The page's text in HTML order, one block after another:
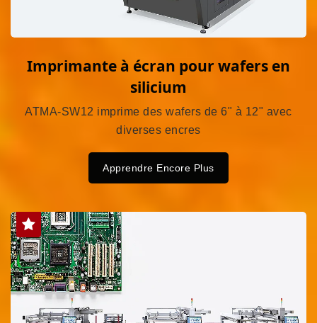
Imprimante à écran pour wafers en
silicium
ATMA-SW12 imprime des wafers de 6" à 12" avec
diverses encres
Apprendre Encore Plus